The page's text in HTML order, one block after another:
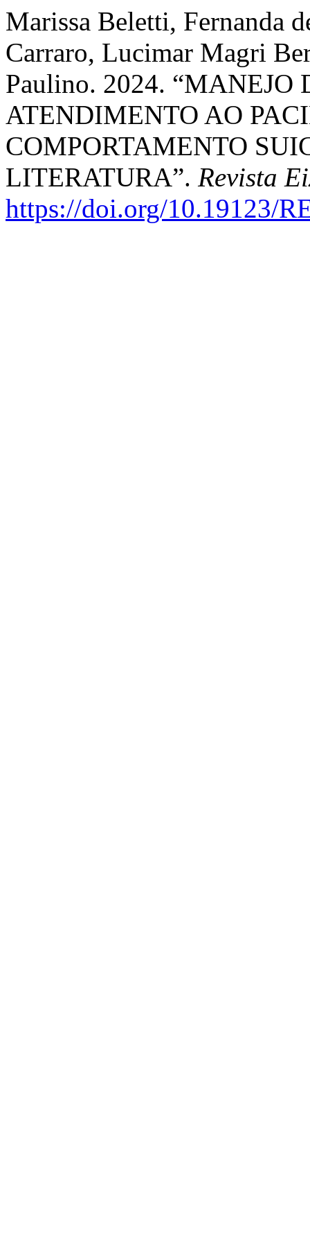
Marissa Beletti, Fernanda
Carraro, Lucimar Magri
Paulino. 2024. “MANEJO
ATENDIMENTO AO
COMPORTAMENTO
LITERATURA”. Revista
https://doi.org/10.19123/